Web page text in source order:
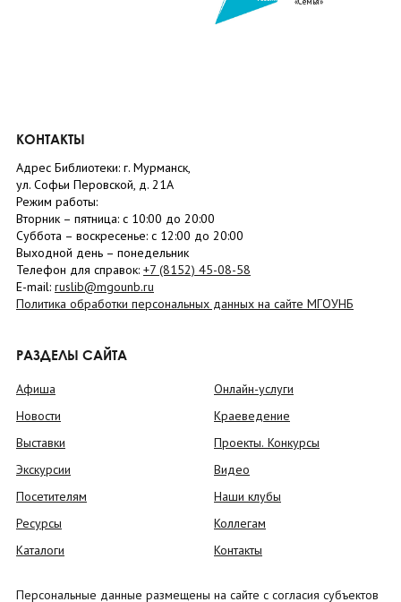
КОНТАКТЫ
Адрес Библиотеки: г. Мурманск,
ул. Софьи Перовской, д. 21А
Режим работы:
Вторник – пятница: с 10:00 до 20:00
Суббота – воскресенье: c 12:00 до 20:00
Выходной день – понедельник
Телефон для справок: +7 (8152) 45-08-58
E-mail: ruslib@mgounb.ru
Политика обработки персональных данных на сайте МГОУНБ
РАЗДЕЛЫ САЙТА
Афиша
Новости
Выставки
Экскурсии
Посетителям
Ресурсы
Каталоги
Онлайн-услуги
Краеведение
Проекты. Конкурсы
Видео
Наши клубы
Коллегам
Контакты
Персональные данные размещены на сайте с согласия субъектов